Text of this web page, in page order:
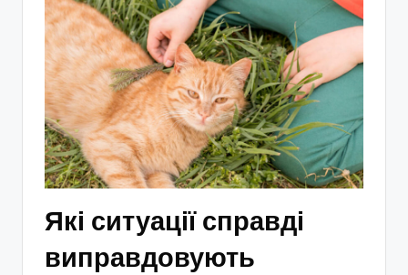
Які ситуації справді
виправдовують